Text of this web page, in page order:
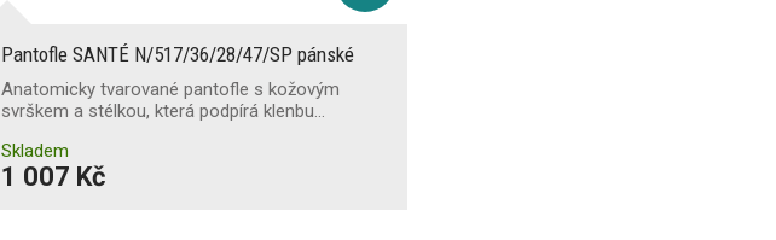
Pantofle SANTÉ N/517/36/28/47/SP pánské
Anatomicky tvarované pantofle s kožovým
svrškem a stélkou, která podpírá klenbu…
Skladem
1 007 Kč